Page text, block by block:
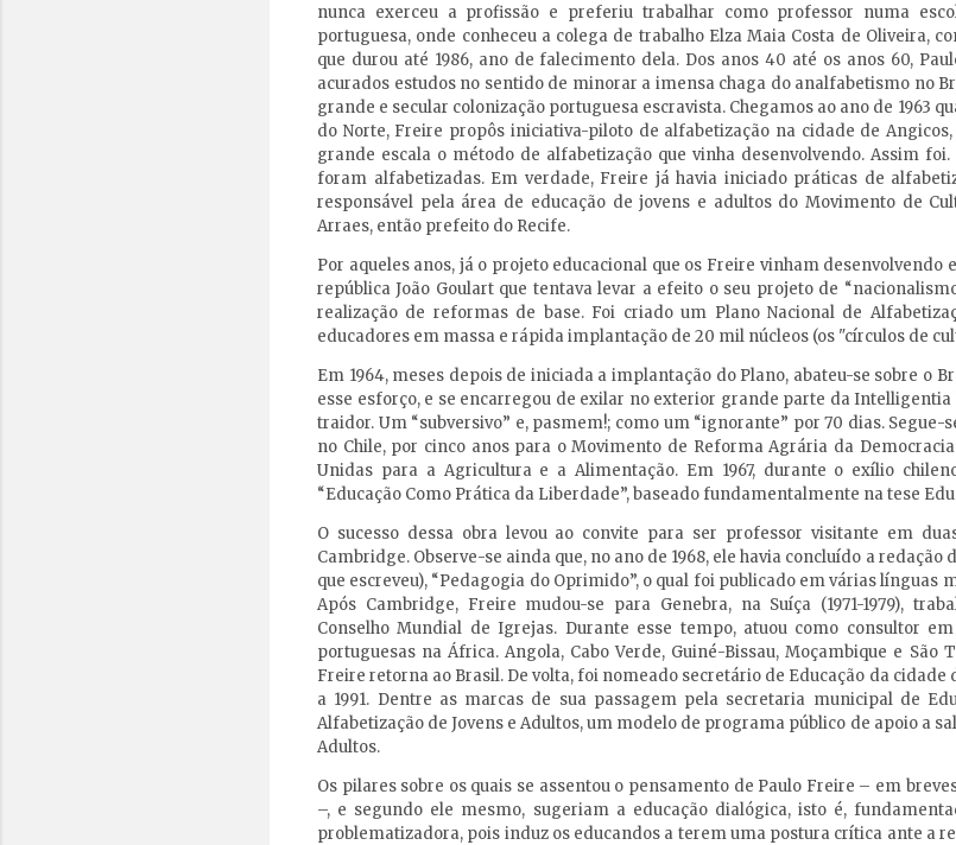
nunca exerceu a profissão e preferiu trabalhar como professor numa
portuguesa, onde conheceu a colega de trabalho Elza Maia Costa de Oliveira,
que durou até 1986, ano de falecimento dela. Dos anos 40 até os anos 60,
acurados estudos no sentido de minorar a imensa chaga do analfabetismo no
grande e secular colonização portuguesa escravista. Chegamos ao ano de 1963
do Norte, Freire propôs iniciativa-piloto de alfabetização na cidade de
grande escala o método de alfabetização que vinha desenvolvendo. Assim
foram alfabetizadas. Em verdade, Freire já havia iniciado práticas de
responsável pela área de educação de jovens e adultos do Movimento de
Arraes, então prefeito do Recife.
Por aqueles anos, já o projeto educacional que os Freire vinham
república João Goulart que tentava levar a efeito o seu projeto de
realização de reformas de base. Foi criado um Plano Nacional de
educadores em massa e rápida implantação de 20 mil núcleos (os "círculos de
Em 1964, meses depois de iniciada a implantação do Plano, abateu-se sobre o
esse esforço, e se encarregou de exilar no exterior grande parte da
traidor. Um “subversivo” e, pasmem!; como um “ignorante” por 70 dias.
no Chile, por cinco anos para o Movimento de Reforma Agrária da
Unidas para a Agricultura e a Alimentação. Em 1967, durante o exílio
“Educação Como Prática da Liberdade”, baseado fundamentalmente na tese
O sucesso dessa obra levou ao convite para ser professor visitante em
Cambridge. Observe-se ainda que, no ano de 1968, ele havia concluído a
que escreveu), “Pedagogia do Oprimido”, o qual foi publicado em várias línguas
Após Cambridge, Freire mudou-se para Genebra, na Suíça (1971-1979),
Conselho Mundial de Igrejas. Durante esse tempo, atuou como consultor
portuguesas na África. Angola, Cabo Verde, Guiné-Bissau, Moçambique e São
Freire retorna ao Brasil. De volta, foi nomeado secretário de Educação da cidade
a 1991. Dentre as marcas de sua passagem pela secretaria municipal de
Alfabetização de Jovens e Adultos, um modelo de programa público de apoio a
Adultos.
Os pilares sobre os quais se assentou o pensamento de Paulo Freire – em
–, e segundo ele mesmo, sugeriam a educação dialógica, isto é,
problematizadora, pois induz os educandos a terem uma postura crítica ante a